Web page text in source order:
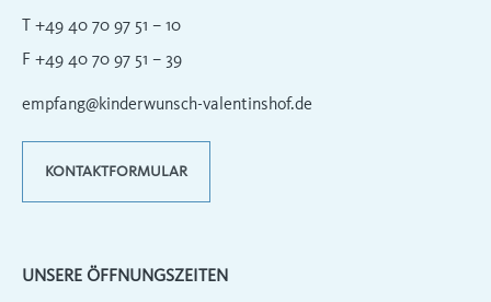
T +49 40 70 97 51 – 10
F +49 40 70 97 51 – 39
empfang@kinderwunsch-valentinshof.de
KONTAKTFORMULAR
UNSERE ÖFFNUNGSZEITEN